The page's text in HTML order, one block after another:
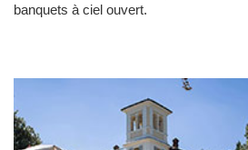
banquets à ciel ouvert.